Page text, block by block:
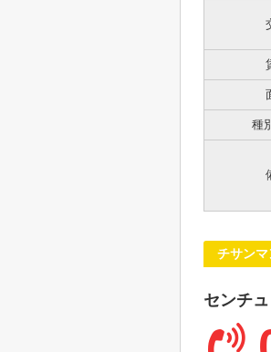
種
チサン
センチ